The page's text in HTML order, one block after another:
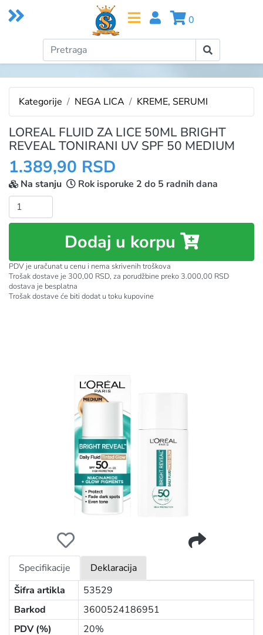
0
Kategorije NEGA LICA KREME, SERUMI
LOREAL FLUID ZA LICE 50ML BRIGHT
REVEAL TONIRANI UV SPF 50 MEDIUM
1.389,90 RSD
Na stanju
Rok isporuke 2 do 5 radnih dana
Dodaj u korpu
PDV je uračunat u cenu i nema skrivenih troškova
Trošak dostave je 300,00 RSD, za porudžbine preko 3.000,00 RSD
dostava je besplatna
Trošak dostave će biti dodat u toku kupovine
Specifikacije
Deklaracija
Šifra artikla
53529
Barkod
3600524186951
PDV (%)
20%